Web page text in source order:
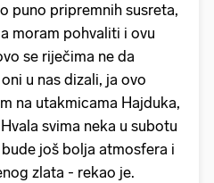
puno pripremnih susreta,
moram pohvaliti i ovu
se riječima ne da
u nas dizali, ja ovo
na utakmicama Hajduka,
svima neka u subotu
još bolja atmosfera i
zlata - rekao je.